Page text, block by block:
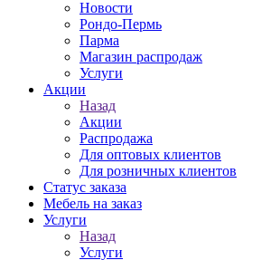
Новости
Рондо-Пермь
Парма
Магазин распродаж
Услуги
Акции
Назад
Акции
Распродажа
Для оптовых клиентов
Для розничных клиентов
Статус заказа
Мебель на заказ
Услуги
Назад
Услуги